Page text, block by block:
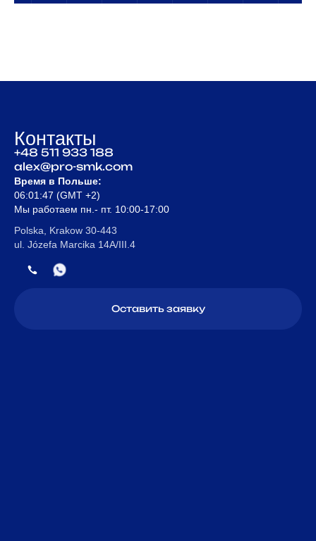
Контакты
+48 511 933 188
alex@pro-smk.com
Время в Польше:
06:01:47 (GMT +2)
Мы работаем пн.- пт. 10:00-17:00
Polska, Krakow 30-443
ul. Józefa Marcika 14A/III.4
Оставить заявку